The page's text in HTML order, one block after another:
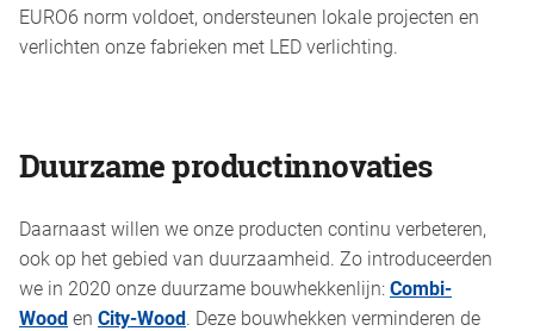
EURO6 norm voldoet, ondersteunen lokale projecten en
verlichten onze fabrieken met LED verlichting.
Duurzame productinnovaties
Daarnaast willen we onze producten continu verbeteren,
ook op het gebied van duurzaamheid. Zo introduceerden
we in 2020 onze duurzame bouwhekkenlijn:Combi-
Wooden City-Wood. Deze bouwhekken verminderen de